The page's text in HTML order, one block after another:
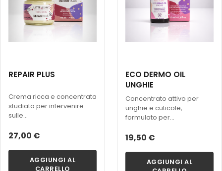
REPAIR PLUS
Crema ricca e concentrata
studiata per intervenire
sulle...
27,00 €
AGGIUNGI AL
CARRELLO
ECO DERMO OIL
UNGHIE
Concentrato attivo per
unghie e cuticole,
formulato per...
19,50 €
AGGIUNGI AL